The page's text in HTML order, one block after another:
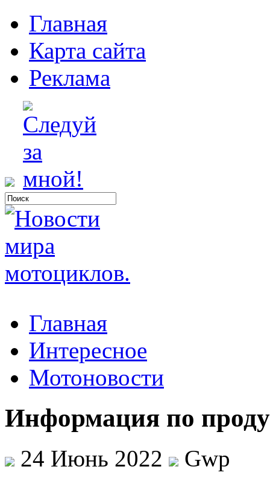
Главная
Карта сайта
Реклама
Главная
Интересное
Мотоновости
Информация по
24 Июнь 2022
Gwp